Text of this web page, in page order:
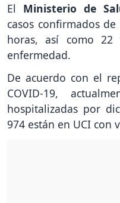
El Ministerio de
casos confirmados de
horas, así como 22
enfermedad.
De acuerdo con el
COVID-19,
hospitalizadas por
974 están en UCI con